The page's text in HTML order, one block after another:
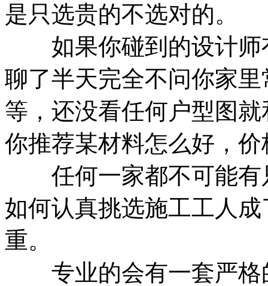
是只选贵的不选对的。
如果你碰到的设计师
聊了半天完全不问你家
等，还没看任何户型图
你推荐某材料怎么好，
任何一家都不可能有
如何认真挑选施工工人
重。
专业的会有一套严格